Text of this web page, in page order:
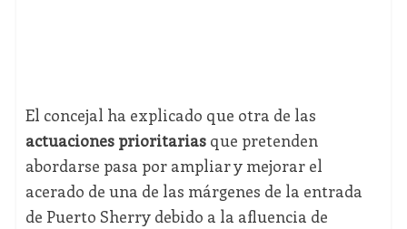
El concejal ha explicado que otra de las
actuaciones prioritariasque pretenden
abordarse pasa por ampliar y mejorar el
acerado de una de las márgenes de la entrada
de Puerto Sherry debido a la afluencia de